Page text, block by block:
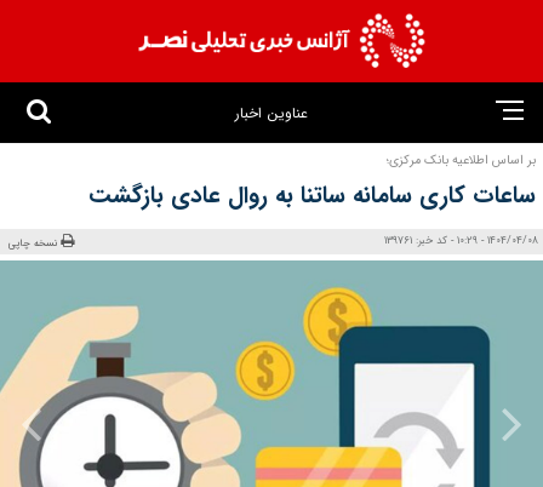
عناوین اخبار
بر اساس اطلاعیه‌ بانک مرکزی؛
ساعات کاری سامانه ساتنا به روال عادی بازگشت
1404/04/08 - 10:29 - کد خبر: 139761 نسخه چاپی